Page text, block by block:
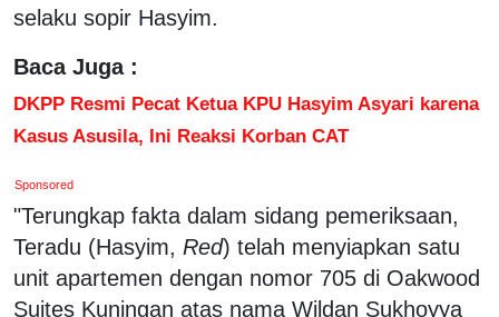
selaku sopir Hasyim.
Baca Juga :
DKPP Resmi Pecat Ketua KPU Hasyim Asyari karena
Kasus Asusila, Ini Reaksi Korban CAT
Sponsored
"Terungkap fakta dalam sidang pemeriksaan,
Teradu (Hasyim, Red) telah menyiapkan satu
unit apartemen dengan nomor 705 di Oakwood
Suites Kuningan atas nama Wildan Sukhoyya